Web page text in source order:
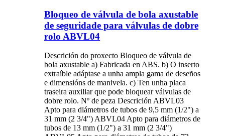
Bloqueo de válvula de bola axustable
de seguridade para válvulas de dobre
rolo ABVL04
Descrición do proxecto Bloqueo de válvula de
bola axustable a) Fabricada en ABS. b) O inserto
extraíble adáptase a unha ampla gama de deseños
e dimensións de manivela. c) Ten unha placa
traseira auxiliar que pode bloquear válvulas de
dobre rolo. Nº de peza Descrición ABVL03
Apto para diámetros de tubos de 9,5 mm (1/2") a
31 mm (2 3/4") ABVL04 Apto para diámetros de
tubos de 13 mm (1/2") a 31 mm (2 3/4")